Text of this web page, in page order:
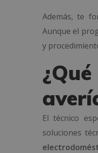
Además, te
Aunque el
y
El técnico
soluciones